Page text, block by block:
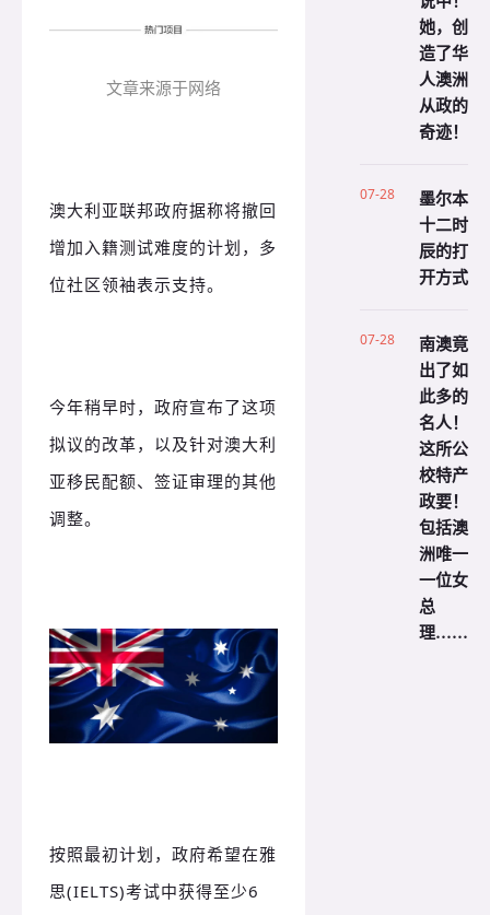
文章来源于网络
澳大利亚联邦政府据称将撤回
增加入籍测试难度的计划，多
位社区领袖表示支持。
今年稍早时，政府宣布了这项
拟议的改革，以及针对澳大利
亚移民配额、签证审理的其他
调整。
按照最初计划，政府希望在雅
思(IELTS)考试中获得至少6
她，创
造了华
人澳洲
从政的
奇迹！
07-28
墨尔本
十二时
辰的打
开方式
07-28
南澳竟
出了如
此多的
名人！
这所公
校特产
政要！
包括澳
洲唯一
一位女
总
理……